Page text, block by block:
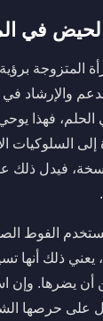
في
المتزوجة
والإرشاد
فهذا
إلى السلوكيات
فيدل ذلك
تستخدم الفوط
يعني ذلك أنها
أن يضرها. وإن
على حرصها